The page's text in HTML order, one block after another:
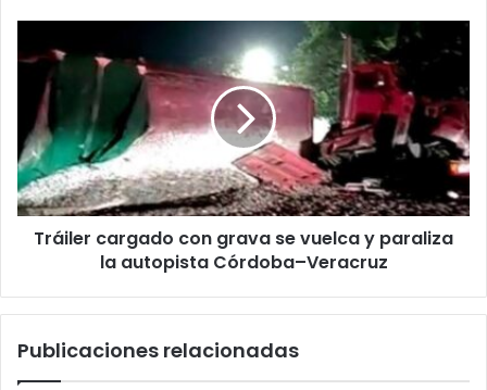
Orizaba
cargado
grava
vuelca
y
paraliza
la
autopista
Tráiler cargado con grava se vuelca y paraliza
la autopista Córdoba–Veracruz
Publicaciones relacionadas